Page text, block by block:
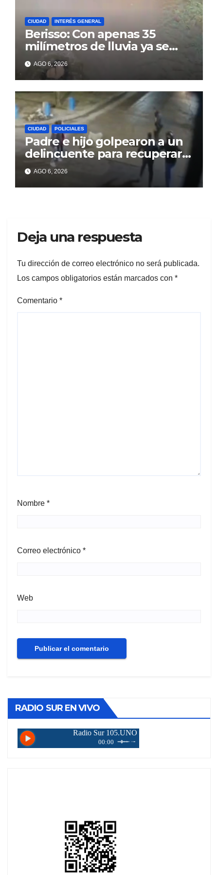
CIUDAD INTERÉS GENERAL
Berisso: Con apenas 35
milímetros de lluvia ya se
sienten los problemas
AGO 6, 2026
CIUDAD POLICIALES
Padre e hijo golpearon a un
delincuente para recuperar
un celular robado en Berisso
AGO 6, 2026
Deja una respuesta
Tu dirección de correo electrónico no será publicada.
Los campos obligatorios están marcados con *
Comentario *
Nombre *
Correo electrónico *
Web
RADIO SUR EN VIVO